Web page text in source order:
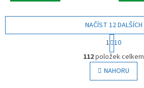
O
v
l
á
NAČÍST 12 DALŠÍCH
S
t
r
á
n
k
1 10
112položek celkem
NAHORU